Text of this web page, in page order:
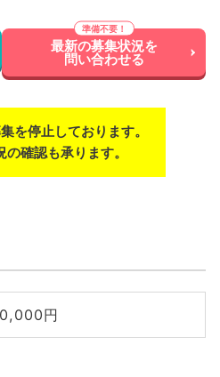
最新の募集状況を
問い合わせる
を停止しております。
確認も承ります。
円